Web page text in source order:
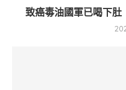
致癌毒油國軍已喝下